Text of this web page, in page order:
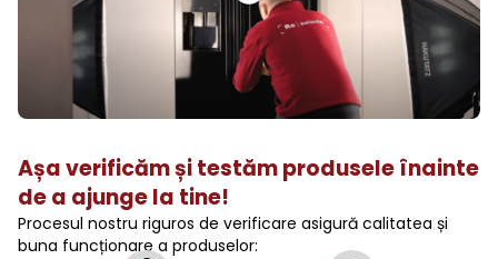
Așa verificăm și testăm produsele înainte
de a ajunge la tine!
Procesul nostru riguros de verificare asigură calitatea și
buna funcționare a produselor: